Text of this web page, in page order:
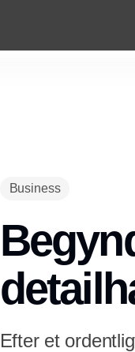
Business
Efter et